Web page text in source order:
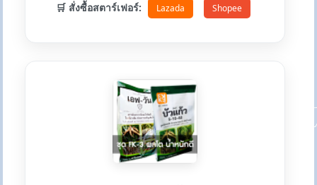
🛒 สั่งซื้อสตาร์เฟอร์: Lazada Shopee